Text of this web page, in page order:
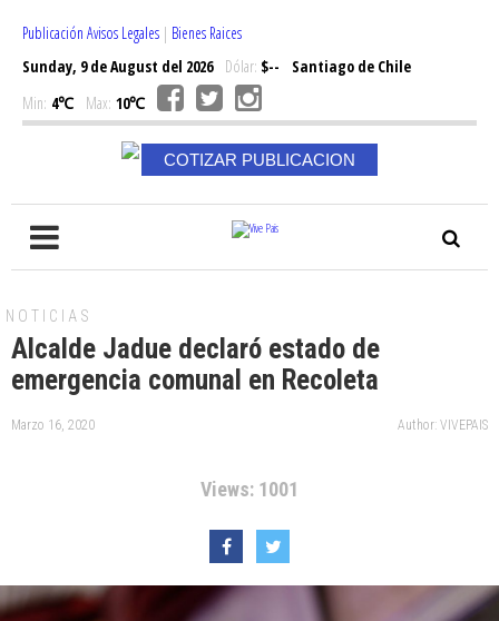
Publicación Avisos Legales | Bienes Raices
Sunday, 9 de August del 2026Dólar: $--
Santiago de Chile
Min: 4℃ Max: 10℃
COTIZAR PUBLICACION
NOTICIAS
Alcalde Jadue declaró estado de
emergencia comunal en Recoleta
Marzo 16, 2020 Author: VIVEPAIS
Views: 1001